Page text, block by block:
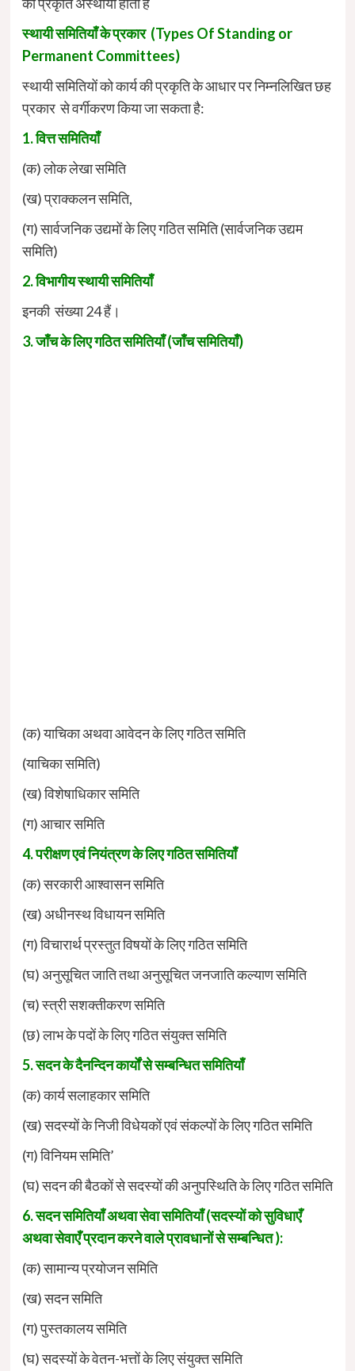
स्थायी समितियाँ के प्रकार (Types Of Standing or
Permanent Committees)
स्थायी समितियों को कार्य की प्रकृति के आधार पर निम्नलिखित छह
प्रकार से वर्गीकरण किया जा सकता है:
1. वित्त समितियाँ
(क) लोक लेखा समिति
(ख) प्राक्कलन समिति,
(ग) सार्वजनिक उद्यमों के लिए गठित समिति (सार्वजनिक उद्यम
समिति)
2. विभागीय स्थायी समितियाँ
इनकी संख्या 24 हैं।
3. जाँच के लिए गठित समितियाँ (जाँच समितियाँ)
(क) याचिका अथवा आवेदन के लिए गठित समिति
(याचिका समिति)
(ख) विशेषाधिकार समिति
(ग) आचार समिति
4. परीक्षण एवं नियंत्रण के लिए गठित समितियाँ
(क) सरकारी आश्वासन समिति
(ख) अधीनस्थ विधायन समिति
(ग) विचारार्थ प्रस्तुत विषयों के लिए गठित समिति
(घ) अनुसूचित जाति तथा अनुसूचित जनजाति कल्याण समिति
(च) स्त्री सशक्तीकरण समिति
(छ) लाभ के पदों के लिए गठित संयुक्त समिति
5. सदन के दैनन्दिन कार्यों से सम्बन्धित समितियाँ
(क) कार्य सलाहकार समिति
(ख) सदस्यों के निजी विधेयकों एवं संकल्पों के लिए गठित समिति
(ग) विनियम समिति’
(घ) सदन की बैठकों से सदस्यों की अनुपस्थिति के लिए गठित समिति
6. सदन समितियाँ अथवा सेवा समितियाँ (सदस्यों को सुविधाएँ
अथवा सेवाएँ प्रदान करने वाले प्रावधानों से सम्बन्धित ):
(क) सामान्य प्रयोजन समिति
(ख) सदन समिति
(ग) पुस्तकालय समिति
(घ) सदस्यों के वेतन-भत्तों के लिए संयुक्त समिति